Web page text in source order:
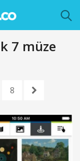
7 müze
8